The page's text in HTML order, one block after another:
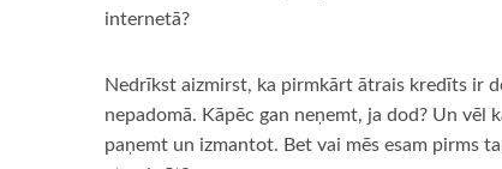
internetā?
Nedrīkst aizmirst, ka pirmkārt ātrais kredīts ir
nepadomā. Kāpēc gan neņemt, ja dod? Un
paņemt un izmantot. Bet vai mēs esam pirms